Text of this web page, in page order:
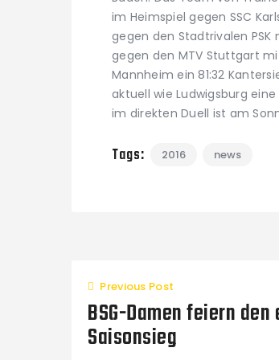
im Heimspiel gegen SSC
gegen den Stadtrivalen PSK
gegen den MTV Stuttgart
Mannheim ein 81:32
aktuell wie Ludwigsburg
im direkten Duell ist am
Tags: 2016 news
Previous Post
BSG-Damen feiern
Saisonsieg